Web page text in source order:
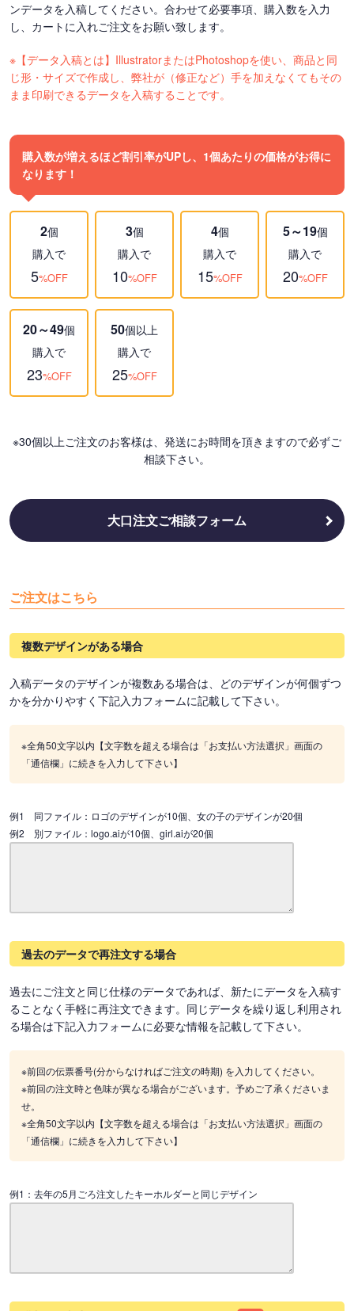
ンデータを入稿してください。合わせて必要事項、購入数を入力
し、カートに入れご注文をお願い致します。
※【データ入稿とは】IllustratorまたはPhotoshopを使い、商品と同
じ形・サイズで作成し、弊社が（修正など）手を加えなくてもその
まま印刷できるデータを入稿することです。
購入数が増えるほど割引率がUPし、1個あたりの価格がお得に
なります！
2個
購入で
5%OFF
3個
購入で
10%OFF
4個
購入で
15%OFF
5～19個
購入で
20%OFF
20～49個
購入で
23%OFF
50個以上
購入で
25%OFF
※30個以上ご注文のお客様は、発送にお時間を頂きますので必ずご
相談下さい。
大口注文ご相談フォーム
ご注文はこちら
複数デザインがある場合
入稿データのデザインが複数ある場合は、どのデザインが何個ずつ
かを分かりやすく下記入力フォームに記載して下さい。
※全角50文字以内【文字数を超える場合は「お支払い方法選択」画面の
「通信欄」に続きを入力して下さい】
例1 同ファイル：ロゴのデザインが10個、女の子のデザインが20個
例2 別ファイル：logo.aiが10個、girl.aiが20個
過去のデータで再注文する場合
過去にご注文と同じ仕様のデータであれば、新たにデータを入稿す
ることなく手軽に再注文できます。同じデータを繰り返し利用され
る場合は下記入力フォームに必要な情報を記載して下さい。
※前回の伝票番号(分からなければご注文の時期) を入力してください。
※前回の注文時と色味が異なる場合がございます。予めご了承くださいま
せ。
※全角50文字以内【文字数を超える場合は「お支払い方法選択」画面の
「通信欄」に続きを入力して下さい】
例1：去年の5月ごろ注文したキーホルダーと同じデザイン